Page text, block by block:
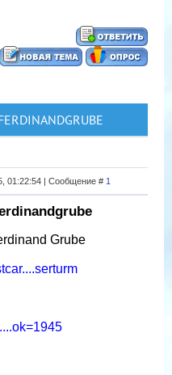
01:22:54 | Сообщение # 1
Grube